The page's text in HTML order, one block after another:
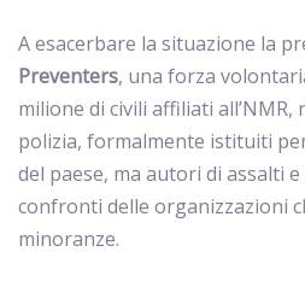
A esacerbare la situazione la
Preventers, una forza
milione di civili affiliati
polizia, formalmente istituiti
del paese, ma autori di assalti
confronti delle organizzazioni
minoranze.